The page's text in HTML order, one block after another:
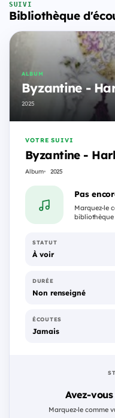
SUIVI
Bibliothèque
ALBUM
Byzantine -
2025
VOTRE SUIVI
Byzantine -
Album 2025
Pas
Marquez-le
bibliothèque
STATUT
À voir
DURÉE
Non renseigné
ÉCOUTES
Jamais
Avez-
Marquez-le comme